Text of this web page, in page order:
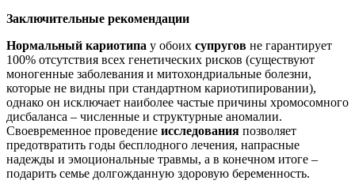
Заключительные рекомендации
Нормальный кариотипа у обоих супругов не гарантирует
100% отсутствия всех генетических рисков (существуют
моногенные заболевания и митохондриальные болезни,
которые не видны при стандартном кариотипировании),
однако он исключает наиболее частые причины хромосомного
дисбаланса – численные и структурные аномалии.
Своевременное проведение исследования позволяет
предотвратить годы бесплодного лечения, напрасные
надежды и эмоциональные травмы, а в конечном итоге –
подарить семье долгожданную здоровую беременность.